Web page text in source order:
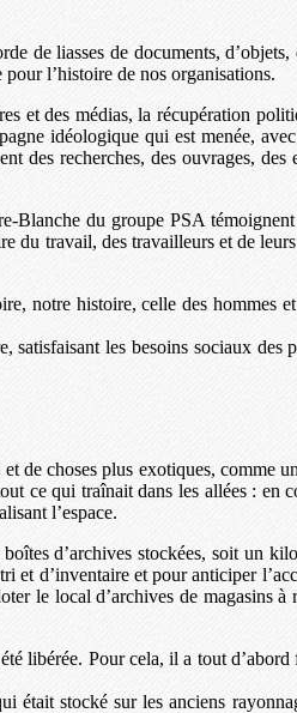
de liasses de documents,
l’histoire de nos organisations.
et des médias, la récupération
idéologique qui est menée,
des recherches, des ouvrages, des
du groupe PSA témoignent
du travail, des travailleurs et de
notre histoire, celle des hommes
les besoins sociaux des
de choses plus exotiques, comme
ce qui traînait dans les allées : en
l’espace.
d’archives stockées, soit un
et d’inventaire et pour anticiper
le local d’archives de magasins à
libérée. Pour cela, il a tout
était stocké sur les anciens